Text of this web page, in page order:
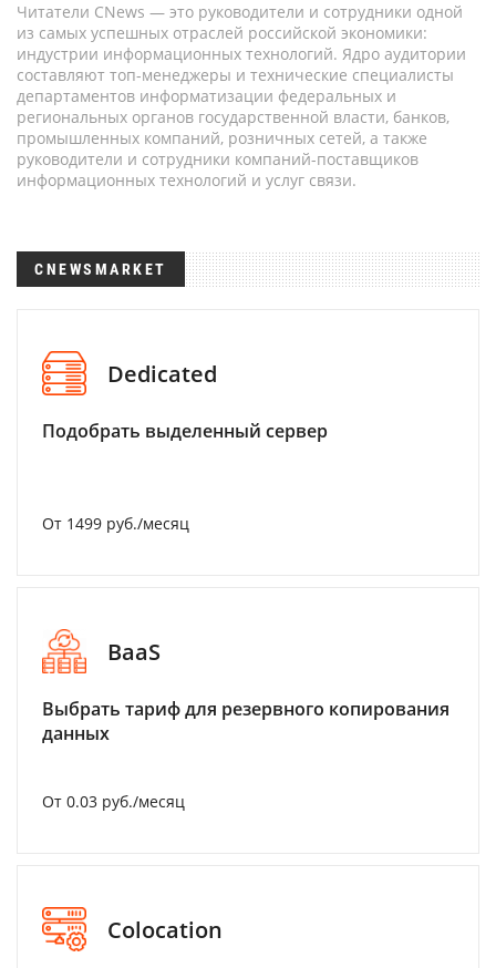
Читатели CNews — это руководители и сотрудники одной
из самых успешных отраслей российской экономики:
индустрии информационных технологий. Ядро аудитории
составляют топ-менеджеры и технические специалисты
департаментов информатизации федеральных и
региональных органов государственной власти, банков,
промышленных компаний, розничных сетей, а также
руководители и сотрудники компаний-поставщиков
информационных технологий и услуг связи.
CNEWSMARKET
Dedicated
Подобрать выделенный сервер
От 1499 руб./месяц
BaaS
Выбрать тариф для резервного копирования
данных
От 0.03 руб./месяц
Colocation